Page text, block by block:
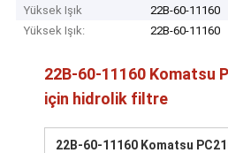
Yüksek Işık
22B-60-11160
Yüksek Işık:
22B-60-11160
22B-60-11160 Komatsu
için hidrolik filtre
22B-60-11160 Komatsu